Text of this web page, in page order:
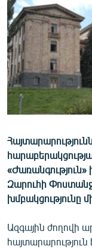
ՄԻՋԱԶԳԱՅԻՆ
ՄՇԱԿՈՒՅԹ
ՍՊՈՐՏ
ՏՏ ԵՒ ԻՆՏԵՐՆԵՏ
ԱՐԽԻՎ
ՏԵՍԱՆՅՈՒԹԵՐ
ԲԱՆԱՎԵՃ
ՁԳՏԵԼՈՎ
ՓՈԴՔԱՍԹ
Զարուհի
խմբակցությունը
Ազգային ժողովի
հայտարարություն